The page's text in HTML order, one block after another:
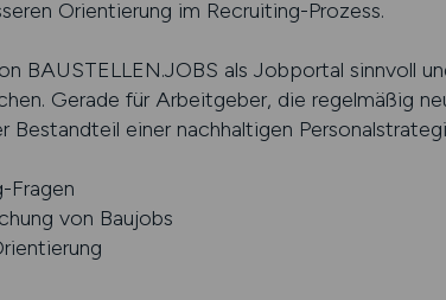
Orientierung im Recruiting-Prozess.
BAUSTELLEN.JOBS als Jobportal sinnvoll
Gerade für Arbeitgeber, die regelmäßig
einer nachhaltigen
Fragen
von Baujobs